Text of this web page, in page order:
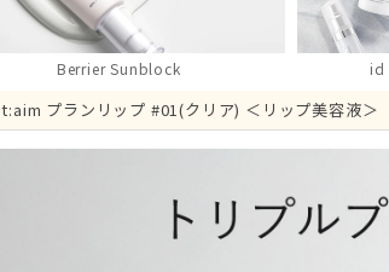
Berrier Sunblock id
t:aim プランリップ #01(クリア) ＜リップ美容液＞